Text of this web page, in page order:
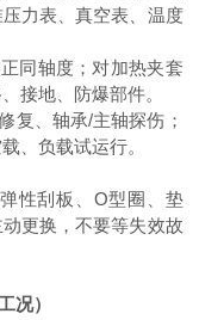
力表、真空表、温度
同轴度；对加热夹套
接地、防爆部件。
复、轴承/主轴探伤；
、负载试运行。
性刮板、 O型圈、垫
更换，不要等失效故
况）